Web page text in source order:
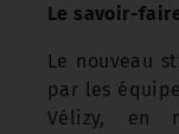
Le savoir-
Le nouveau
par les
Vélizy, en